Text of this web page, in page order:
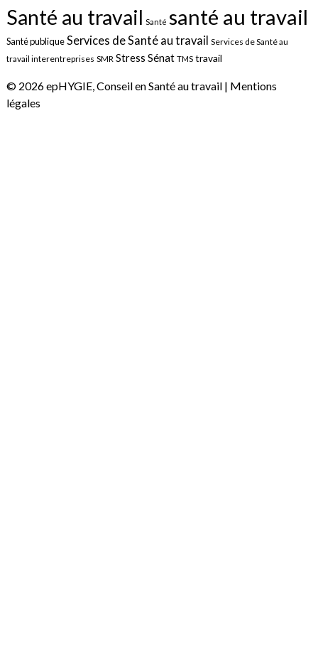
Santé au travail Santé santé au travail
Santé publique Services de Santé au travail Services de Santé au
travail interentreprises SMR Stress Sénat TMS travail
© 2026 epHYGIE, Conseil en Santé au travail | Mentions
légales